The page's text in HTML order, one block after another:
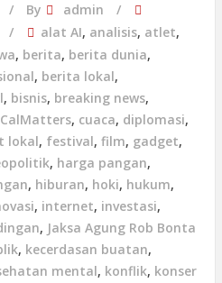
By
admin
alat AI, analisis, atlet,
, berita, berita dunia,
, berita lokal,
, bisnis, breaking news,
CalMatters, cuaca, diplomasi,
lokal, festival, film, gadget,
, harga pangan,
, hiburan, hoki, hukum,
, internet, investasi,
, Jaksa Agung Rob Bonta
, kecerdasan buatan,
mental, konflik, konser